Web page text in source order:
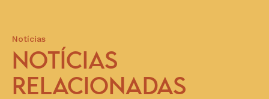
Notícias
NOTÍCIAS
RELACIONADAS